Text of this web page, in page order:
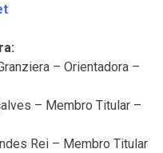
– Orientadora –
– Membro Titular –
Rei – Membro Titular